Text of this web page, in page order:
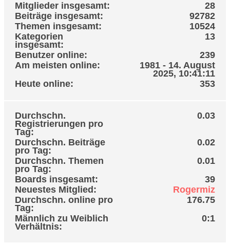
Mitglieder insgesamt:
28
Beiträge insgesamt:
92782
Themen insgesamt:
10524
Kategorien
insgesamt:
13
Benutzer online:
239
Am meisten online:
1981 - 14. August
2025, 10:41:11
Heute online:
353
Durchschn.
Registrierungen pro
Tag:
0.03
Durchschn. Beiträge
pro Tag:
0.02
Durchschn. Themen
pro Tag:
0.01
Boards insgesamt:
39
Neuestes Mitglied:
Rogermiz
Durchschn. online pro
Tag:
176.75
Männlich zu Weiblich
Verhältnis:
0:1